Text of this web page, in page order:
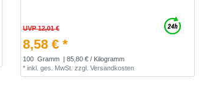
UVP 12,01 €
8,58 € *
100 Gramm
| 85,80 € / Kilogramm
* inkl. ges. MwSt. zzgl. Versandkosten